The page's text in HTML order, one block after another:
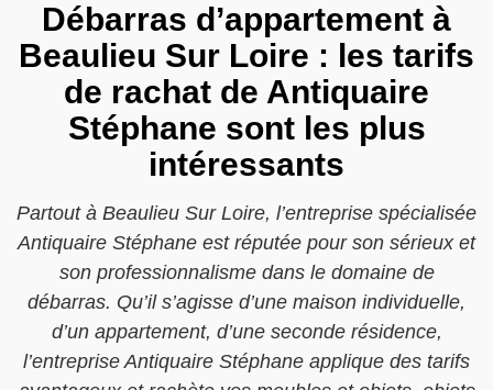
Débarras d’appartement à
Beaulieu Sur Loire : les tarifs
de rachat de Antiquaire
Stéphane sont les plus
intéressants
Partout à Beaulieu Sur Loire, l’entreprise spécialisée
Antiquaire Stéphane est réputée pour son sérieux et
son professionnalisme dans le domaine de
débarras. Qu’il s’agisse d’une maison individuelle,
d’un appartement, d’une seconde résidence,
l’entreprise Antiquaire Stéphane applique des tarifs